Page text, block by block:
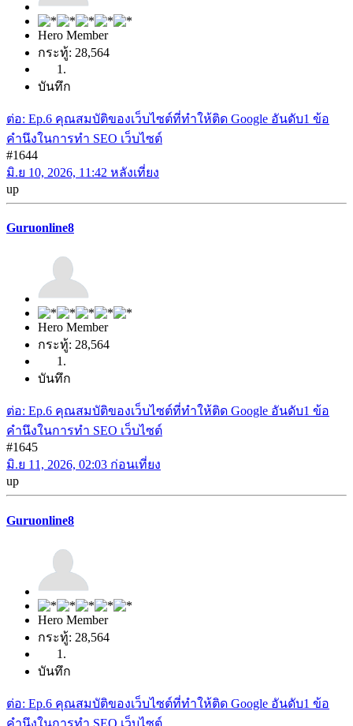
Hero Member
กระทู้: 28,564
บันทึก
ต่อ: Ep.6 คุณสมบัติของเว็บไซต์ที่ทำให้ติด Google อันดับ1 ข้อ
คำนึงในการทำ SEO เว็บไซต์
#1644
มิ.ย 10, 2026, 11:42 หลังเที่ยง
up
Guruonline8
Hero Member
กระทู้: 28,564
บันทึก
ต่อ: Ep.6 คุณสมบัติของเว็บไซต์ที่ทำให้ติด Google อันดับ1 ข้อ
คำนึงในการทำ SEO เว็บไซต์
#1645
มิ.ย 11, 2026, 02:03 ก่อนเที่ยง
up
Guruonline8
Hero Member
กระทู้: 28,564
บันทึก
ต่อ: Ep.6 คุณสมบัติของเว็บไซต์ที่ทำให้ติด Google อันดับ1 ข้อ
คำนึงในการทำ SEO เว็บไซต์